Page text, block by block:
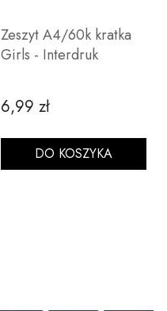
Zeszyt A4/60k kratka
Girls - Interdruk
Cena
6,99 zł
DO KOSZYKA